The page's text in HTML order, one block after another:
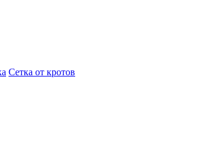
Сетка от кротов